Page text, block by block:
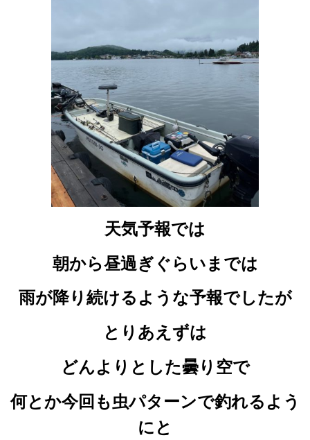
天気予報では
朝から昼過ぎぐらいまでは
雨が降り続けるような予報でしたが
とりあえずは
どんよりとした曇り空で
何とか今回も虫パターンで釣れるよう
にと